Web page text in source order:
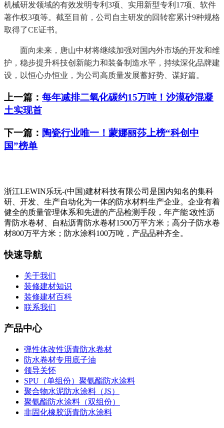
机械研发领域的有效发明专利3项、实用新型专利17项、软件
著作权3项等。截至目前，公司自主研发的回转窑累计9种规格
取得了CE证书。
面向未来，唐山中材将继续加强对国内外市场的开发和维
护，稳步提升科技创新能力和装备制造水平，持续深化品牌建
设，以恒心办恒业，为公司高质量发展蓄好势、谋好篇。
上一篇： 每年减排二氧化碳约15万吨！沙漠砂混凝
土实现首
下一篇： 陶瓷行业唯一！蒙娜丽莎上榜“科创中
国”榜单
浙江LEWIN乐玩-(中国)建材科技有限公司是国内知名的集科
研、开发、生产自动化为一体的防水材料生产企业。企业有着
健全的质量管理体系和先进的产品检测手段，年产能∶改性沥
青防水卷材、自粘沥青防水卷材1500万平方米；高分子防水卷
材800万平方米；防水涂料100万吨，产品品种齐全。
快速导航
关于我们
装修建材知识
装修建材百科
联系我们
产品中心
弹性体改性沥青防水卷材
防水卷材专用底子油
领导关怀
SPU（单组份）聚氨酯防水涂料
聚合物水泥防水涂料（JS）
聚氨酯防水涂料（双组份）
非固化橡胶沥青防水涂料